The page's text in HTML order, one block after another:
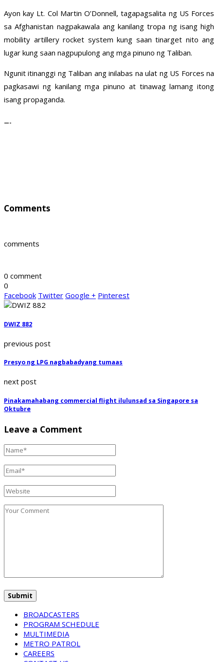
Ayon kay Lt. Col Martin O’Donnell, tagapagsalita ng US Forces
sa Afghanistan nagpakawala ang kanilang tropa ng isang high
mobility artillery rocket system kung saan tinarget nito ang
lugar kung saan nagpupulong ang mga pinuno ng Taliban.
Ngunit itinanggi ng Taliban ang inilabas na ulat ng US Forces na
pagkasawi ng kanilang mga pinuno at tinawag lamang itong
isang propaganda.
—-
Comments
comments
0 comment
0
Facebook Twitter Google + Pinterest
DWIZ 882
previous post
Presyo ng LPG nagbabadyang tumaas
next post
Pinakamahabang commercial flight ilulunsad sa Singapore sa
Oktubre
Leave a Comment
BROADCASTERS
PROGRAM SCHEDULE
MULTIMEDIA
METRO PATROL
CAREERS